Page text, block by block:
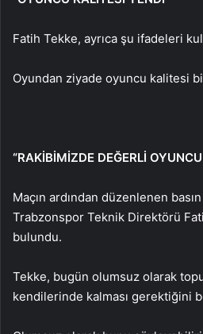
Fatih Tekke, ayrıca şu ifadeleri
Oyundan ziyade oyuncu kalitesi
“RAKİBİMİZDE DEĞERLİ
Maçın ardından düzenlenen
Trabzonspor Teknik Direktörü
bulundu.
Tekke, bugün olumsuz olarak
kendilerinde kalması gerektiğini